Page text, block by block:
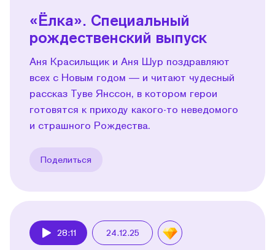
«Ёлка». Специальный
рождественский выпуск
Аня Красильщик и Аня Шур поздравляют
всех с Новым годом — и читают чудесный
рассказ Туве Янссон, в котором герои
готовятся к приходу какого-то неведомого
и страшного Рождества.
Поделиться
28:11 24.12.25